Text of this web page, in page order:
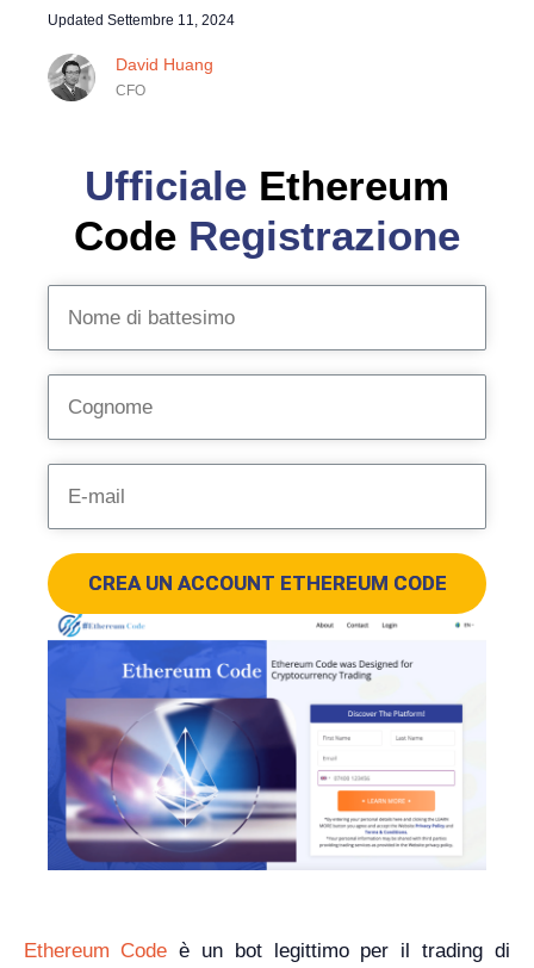
Updated Settembre 11, 2024
David Huang
CFO
Ufficiale Ethereum
Code Registrazione
CREA UN ACCOUNT ETHEREUM CODE
Ethereum Code è un bot legittimo per il trading di